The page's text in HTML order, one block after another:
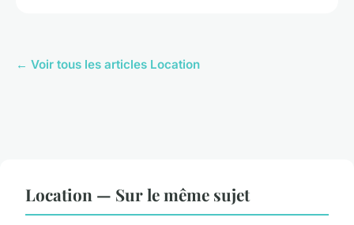
← Voir tous les articles Location
Location — Sur le même sujet